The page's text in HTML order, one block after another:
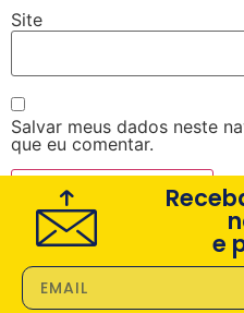
Site
Salvar meus dados neste
que eu comentar.
e